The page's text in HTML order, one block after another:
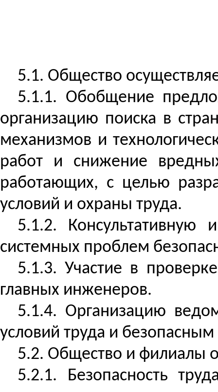
5.1. Общество
5.1.1. Обобщение
организацию поиска в
механизмов и
работ и снижение
работающих, с целью
условий и охраны труда.
5.1.2.
системных проблем
5.1.3. Участие в
главных инженеров.
5.1.4. Организацию
условий труда и
5.2. Общество и филиалы
5.2.1. Безопасность